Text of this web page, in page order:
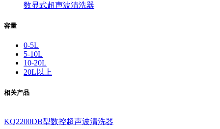
数显式超声波清洗器
容量
0-5L
5-10L
10-20L
20L以上
相关产品
KQ2200DB型数控超声波清洗器